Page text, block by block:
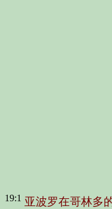
19:1 亚波罗在哥林多